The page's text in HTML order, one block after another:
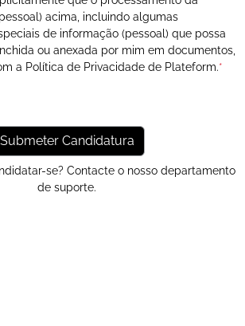
acima, incluindo algumas
de informação (pessoal) que possa
ou anexada por mim em documentos,
a Política de Privacidade de Plateform.*
se? Contacte o nosso departamento
de suporte.